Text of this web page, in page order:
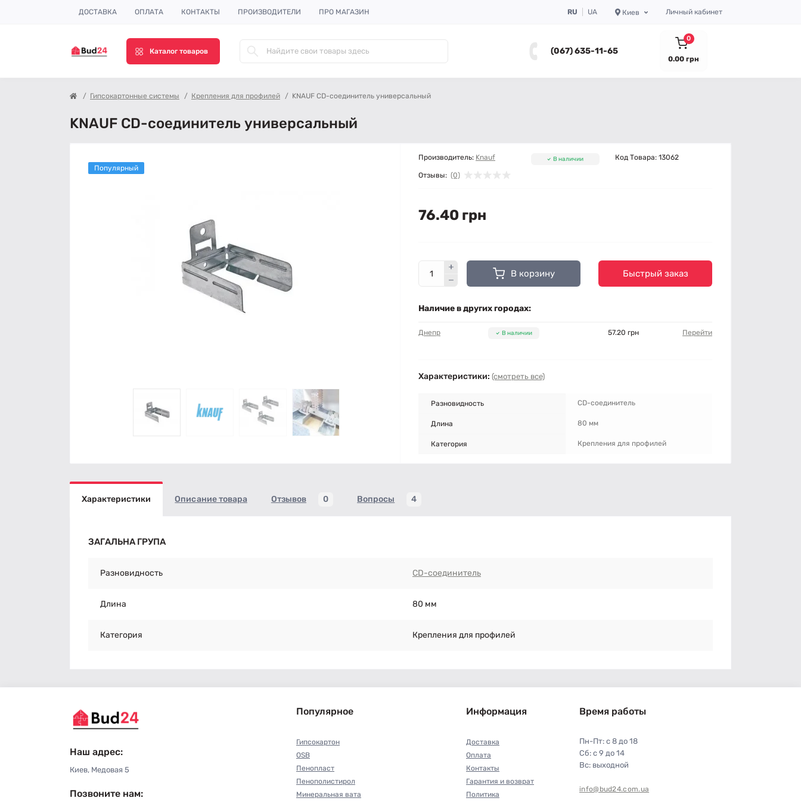
ДОСТАВКА ОПЛАТА КОНТАКТЫ ПРОИЗВОДИТЕЛИ ПРО МАГАЗИН RU UA Киев Личный кабинет
Каталог товаров (067) 635-11-65
0
0.00 грн
Гипсокартонные системы Крепления для профилей KNAUF CD-соединитель универсальный
KNAUF CD-соединитель универсальный
Популярный
Производитель: Knauf Код Товара: 13062
Отзывы: (0)
В наличии
76.40 грн
В корзину Быстрый заказ
Наличие в других городах:
Днепр В наличии 57.20 грн Перейти
Характеристики: (смотреть все)
Разновидность CD-соединитель
Длина 80 мм
Категория Крепления для профилей
Характеристики Описание товара Отзывов 0 Вопросы 4
ЗАГАЛЬНА ГРУПА
Разновидность CD-соединитель
Длина 80 мм
Категория Крепления для профилей
Наш адрес:
Киев, Медовая 5
Позвоните нам:
Популярное
Гипсокартон
OSB
Пенопласт
Пенополистирол
Минеральная вата
Информация
Доставка
Оплата
Контакты
Гарантия и возврат
Политика
Время работы
Пн-Пт: с 8 до 18
Сб: с 9 до 14
Вс: выходной
info@bud24.com.ua